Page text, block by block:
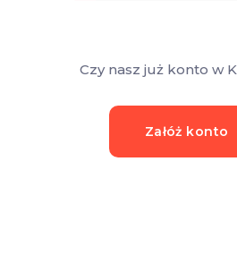
Czy nasz już konto w
Załóż konto